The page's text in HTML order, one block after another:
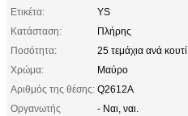
Ετικέτα:
YS
Κατάσταση:
Πλήρης
Ποσότητα:
25 τεμάχια ανά κουτί
Χρώμα:
Μαύρο
Αριθμός της θέσης: Q2612A
Οργανωτής
- Ναι, ναι.